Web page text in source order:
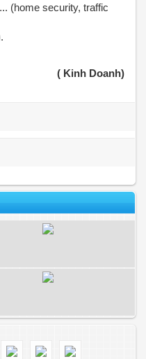
(home security, traffic
( Kinh Doanh)